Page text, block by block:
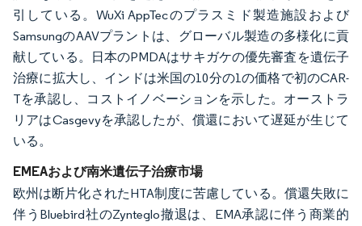
引している。WuXi AppTecのプラスミド製造施設および
SamsungのAAVプラントは、グローバル製造の多様化に貢
献している。日本のPMDAはサキガケの優先審査を遺伝子
治療に拡大し、インドは米国の10分の1の価格で初のCAR-
Tを承認し、コストイノベーションを示した。オーストラ
リアはCasgevyを承認したが、償還において遅延が生じて
いる。
EMEAおよび南米遺伝子治療市場
欧州は断片化されたHTA制度に苦慮している。償還失敗に
伴うBluebird社のZynteglo撤退は、EMA承認に伴う商業的